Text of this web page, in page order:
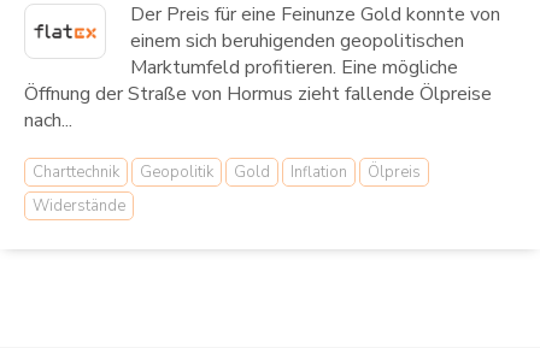
Der Preis für eine Feinunze Gold konnte von
einem sich beruhigenden geopolitischen
Marktumfeld profitieren. Eine mögliche
Öffnung der Straße von Hormus zieht fallende Ölpreise
nach...
Charttechnik Geopolitik Gold Inflation
Ölpreis
Widerstände